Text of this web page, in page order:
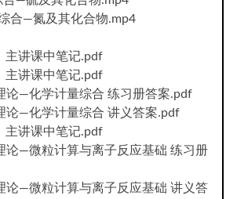
合—氮及其化合物.mp4
主讲课中笔记.pdf
主讲课中笔记.pdf
论—化学计量综合 练习册答案.pdf
论—化学计量综合 讲义答案.pdf
主讲课中笔记.pdf
论—微粒计算与离子反应基础 练习册
论—微粒计算与离子反应基础 讲义答